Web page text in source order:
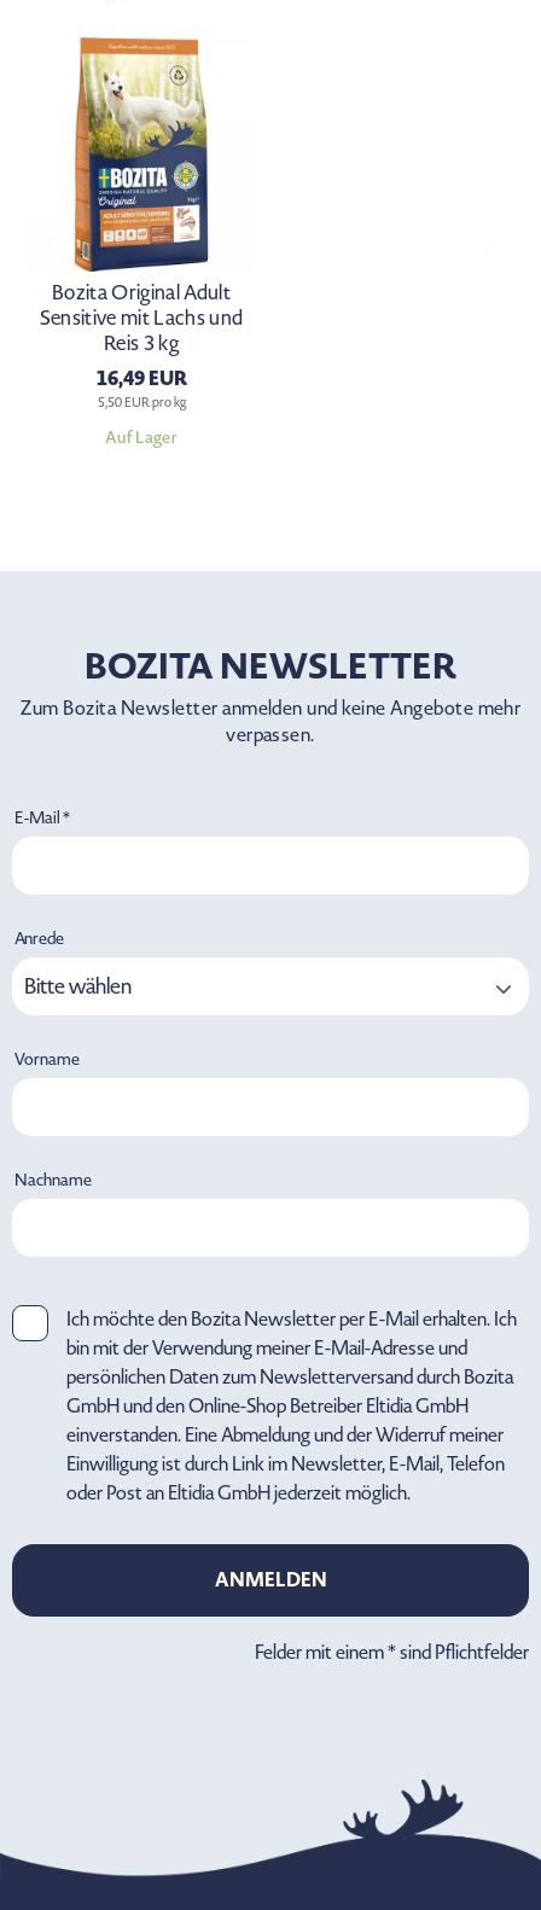
Bozita Original Adult
Sensitive mit Lachs und
Reis 3 kg
16,49 EUR
5,50 EUR pro kg
Auf Lager
BOZITA NEWSLETTER
Zum Bozita Newsletter anmelden und keine Angebote mehr
verpassen.
E-Mail *
Anrede
Bitte wählen
Vorname
Nachname
Ich möchte den Bozita Newsletter per E-Mail erhalten. Ich
bin mit der Verwendung meiner E-Mail-Adresse und
persönlichen Daten zum Newsletterversand durch Bozita
GmbH und den Online-Shop Betreiber Eltidia GmbH
einverstanden. Eine Abmeldung und der Widerruf meiner
Einwilligung ist durch Link im Newsletter, E-Mail, Telefon
oder Post an Eltidia GmbH jederzeit möglich.
ANMELDEN
ANMELDEN
Felder mit einem * sind Pflichtfelder